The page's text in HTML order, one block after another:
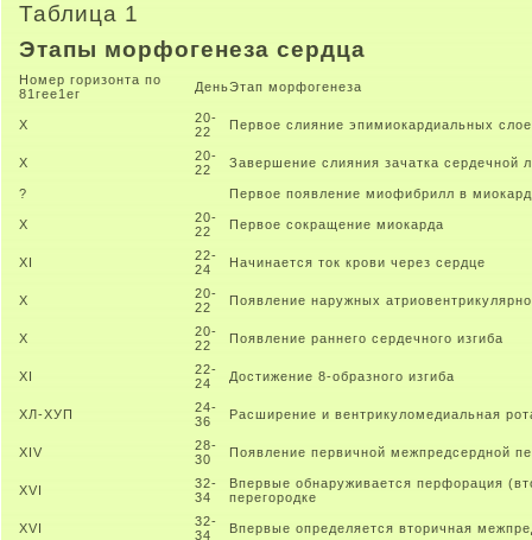
Таблица 1
Этапы морфогенеза сердца
Номер горизонта по
81гее1ег
ДеньЭтап морфогенеза
Х
20-
22
Первое слияние эпимиокардиальных
Х
20-
22
Завершение слияния зачатка сердечной
? Первое появление миофибрилл в
Х
20-
22
Первое сокращение миокарда
XI
22-
24
Начинается ток крови через сердце
Х
20-
22
Появление наружных
Х
20-
22
Появление раннего сердечного изгиба
XI
22-
24
Достижение 8-образного изгиба
ХЛ-ХУП
24-
36
Расширение и вентрикуломедиальная
XIV
28-
30
Появление первичной межпредсердной
XVI
32-
34
Впервые обнаруживается перфорация
перегородке
XVI
32-
34
Впервые определяется вторичная